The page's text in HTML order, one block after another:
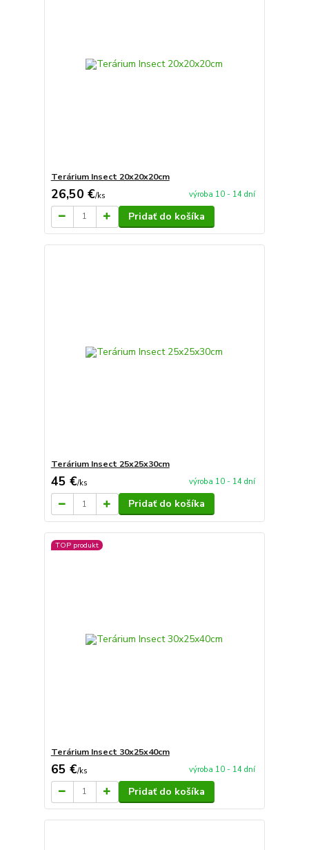
Terárium Insect 20x20x20cm
26,50 €/ks výroba 10 - 14 dní
Pridať do košíka
Terárium Insect 25x25x30cm
45 €/ks výroba 10 - 14 dní
Pridať do košíka
TOP produkt
Terárium Insect 30x25x40cm
65 €/ks výroba 10 - 14 dní
Pridať do košíka